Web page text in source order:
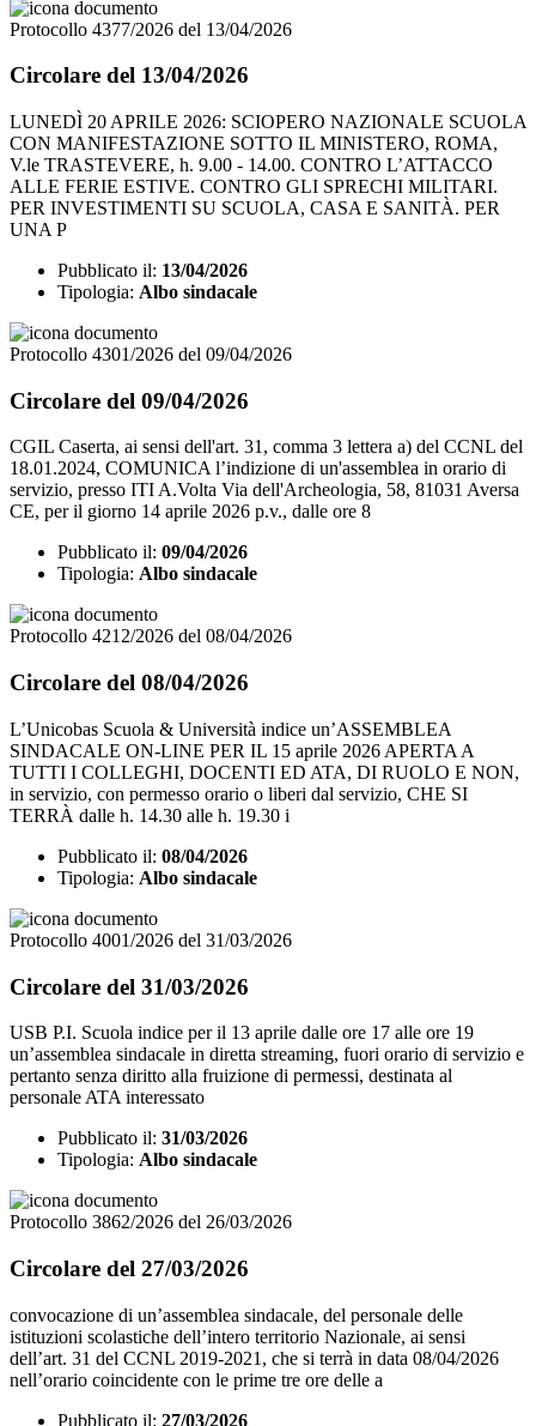
Protocollo 4377/2026 del 13/04/2026
Circolare del 13/04/2026
LUNEDÌ 20 APRILE 2026: SCIOPERO NAZIONALE SCUOLA
CON MANIFESTAZIONE SOTTO IL MINISTERO, ROMA,
V.le TRASTEVERE, h. 9.00 - 14.00. CONTRO L’ATTACCO
ALLE FERIE ESTIVE. CONTRO GLI SPRECHI MILITARI.
PER INVESTIMENTI SU SCUOLA, CASA E SANITÀ. PER
UNA P
Pubblicato il: 13/04/2026
Tipologia: Albo sindacale
Protocollo 4301/2026 del 09/04/2026
Circolare del 09/04/2026
CGIL Caserta, ai sensi dell'art. 31, comma 3 lettera a) del CCNL del
18.01.2024, COMUNICA l’indizione di un'assemblea in orario di
servizio, presso ITI A.Volta Via dell'Archeologia, 58, 81031 Aversa
CE, per il giorno 14 aprile 2026 p.v., dalle ore 8
Pubblicato il: 09/04/2026
Tipologia: Albo sindacale
Protocollo 4212/2026 del 08/04/2026
Circolare del 08/04/2026
L’Unicobas Scuola & Università indice un’ASSEMBLEA
SINDACALE ON-LINE PER IL 15 aprile 2026 APERTA A
TUTTI I COLLEGHI, DOCENTI ED ATA, DI RUOLO E NON,
in servizio, con permesso orario o liberi dal servizio, CHE SI
TERRÀ dalle h. 14.30 alle h. 19.30 i
Pubblicato il: 08/04/2026
Tipologia: Albo sindacale
Protocollo 4001/2026 del 31/03/2026
Circolare del 31/03/2026
USB P.I. Scuola indice per il 13 aprile dalle ore 17 alle ore 19
un’assemblea sindacale in diretta streaming, fuori orario di servizio e
pertanto senza diritto alla fruizione di permessi, destinata al
personale ATA interessato
Pubblicato il: 31/03/2026
Tipologia: Albo sindacale
Protocollo 3862/2026 del 26/03/2026
Circolare del 27/03/2026
convocazione di un’assemblea sindacale, del personale delle
istituzioni scolastiche dell’intero territorio Nazionale, ai sensi
dell’art. 31 del CCNL 2019-2021, che si terrà in data 08/04/2026
nell’orario coincidente con le prime tre ore delle a
Pubblicato il: 27/03/2026